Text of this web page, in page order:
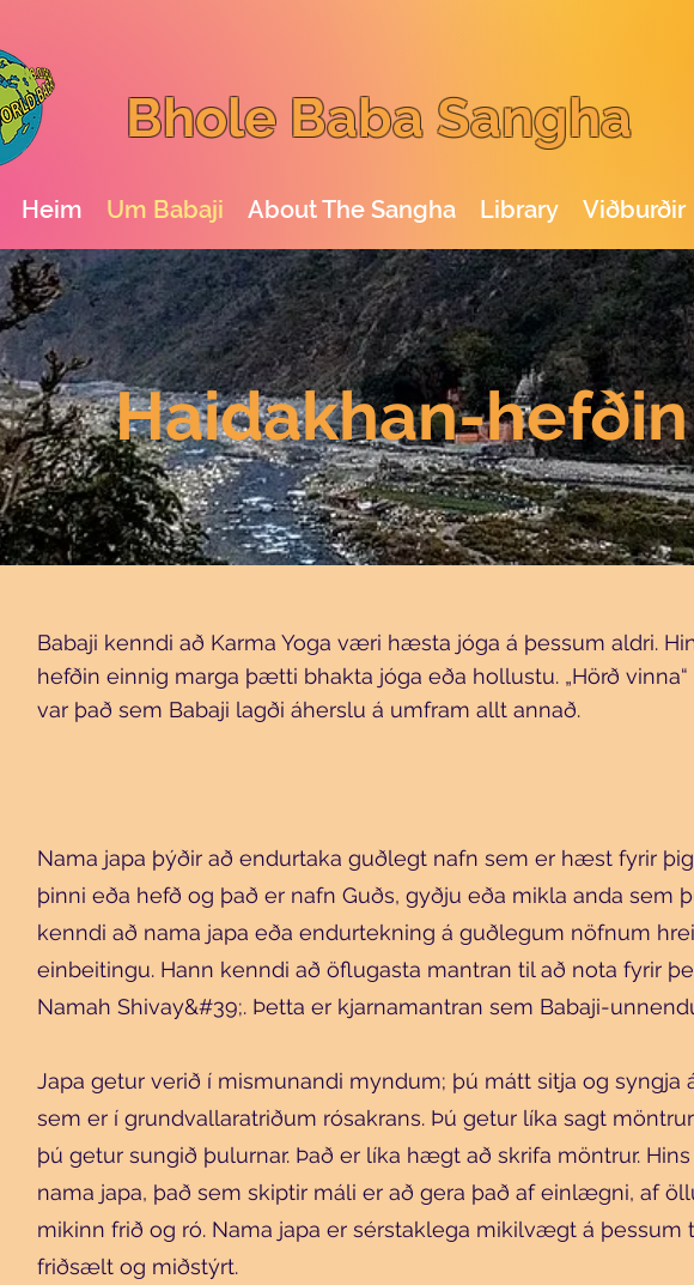
Bhole Baba Sangha
Heim Um Babaji About The Sangha Library Viðburðir
Haidakhan-hefðin
Babaji kenndi að Karma Yoga væri hæsta jóga á þessum aldri.
hefðin einnig marga þætti bhakta jóga eða hollustu. „Hörð
var það sem Babaji lagði áherslu á umfram allt annað.
Nama japa þýðir að endurtaka guðlegt nafn sem er hæst fyrir
þinni eða hefð og það er nafn Guðs, gyðju eða mikla anda sem
kenndi að nama japa eða endurtekning á guðlegum nöfnum
einbeitingu. Hann kenndi að öflugasta mantran til að nota fyrir
Namah Shivay&#39;. Þetta er kjarnamantran sem Babaji-
Japa getur verið í mismunandi myndum; þú mátt sitja og syngja
sem er í grundvallaratriðum rósakrans. Þú getur líka sagt
þú getur sungið þulurnar. Það er líka hægt að skrifa möntrur.
nama japa, það sem skiptir máli er að gera það af einlægni, af
mikinn frið og ró. Nama japa er sérstaklega mikilvægt á þessum
friðsælt og miðstýrt.